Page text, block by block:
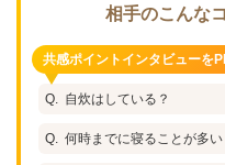
相手のこんな
共感ポイントインタビューを
自炊はしている？
何時までに寝ることが多い